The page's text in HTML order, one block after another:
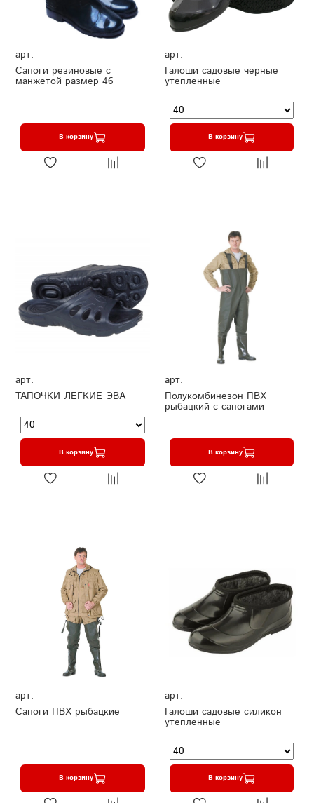
арт.
Сапоги резиновые с
манжетой размер 46
В корзину
арт.
Галоши садовые черные
утепленные
В корзину
арт.
ТАПОЧКИ ЛЕГКИЕ ЭВА
В корзину
арт.
Полукомбинезон ПВХ
рыбацкий с сапогами
В корзину
арт.
Сапоги ПВХ рыбацкие
В корзину
арт.
Галоши садовые силикон
утепленные
В корзину